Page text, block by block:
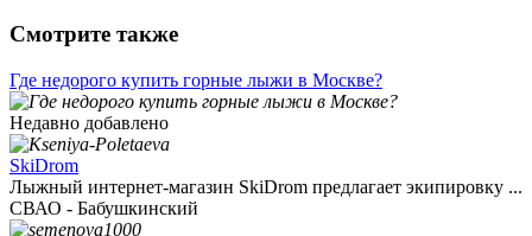
Смотрите также
Где недорого купить горные лыжи в Москве?
Недавно добавлено
SkiDrom
Лыжный интернет-магазин SkiDrom предлагает экипировку ...
СВАО - Бабушкинский